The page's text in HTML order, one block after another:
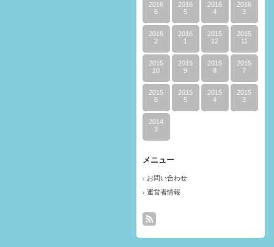
2016
6
2016
5
2016
4
2016
3
2016
2
2016
1
2015
12
2015
11
2015
10
2015
9
2015
8
2015
7
2015
6
2015
5
2015
4
2015
3
2014
3
メニュー
お問い合わせ
運営者情報